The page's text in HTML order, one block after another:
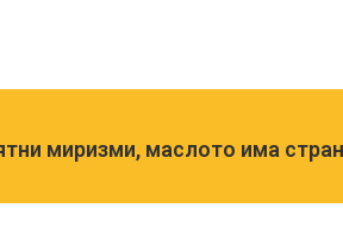
миризми, маслото има